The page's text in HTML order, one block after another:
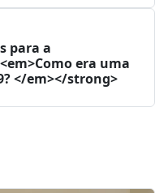
para a
era uma
</em></strong>